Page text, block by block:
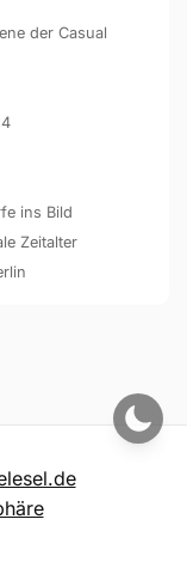
der Casual
ins Bild
Zeitalter